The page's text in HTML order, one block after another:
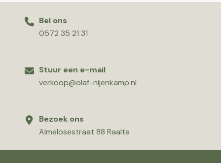
Bel ons
0572 35 21 31
Stuur een e-mail
verkoop@olaf-nijenkamp.nl
Bezoek ons
Almelosestraat 88 Raalte